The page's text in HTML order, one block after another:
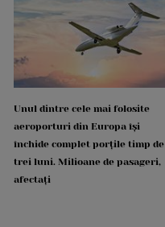
Unul dintre cele mai folosite
aeroporturi din Europa își
închide complet porțile timp de
trei luni. Milioane de pasageri,
afectați